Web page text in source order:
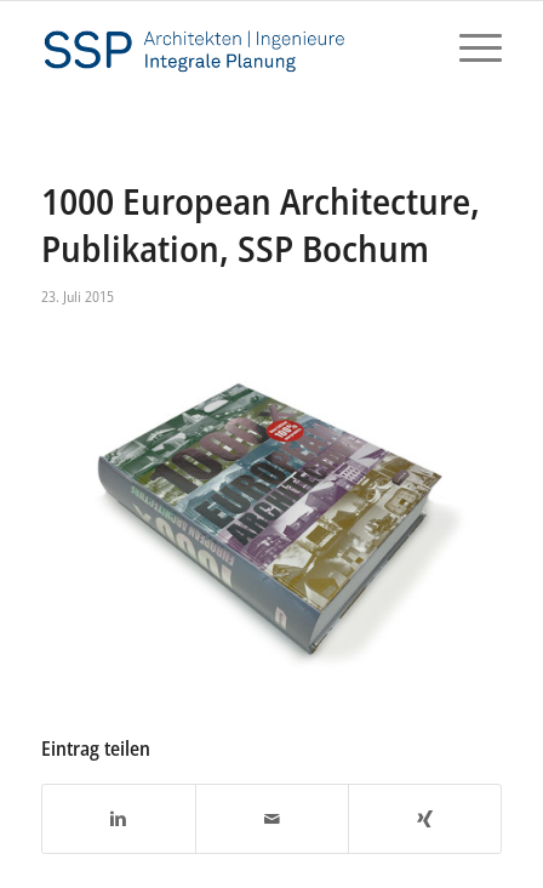
1000 European Architecture,
Publikation, SSP Bochum
23. Juli 2015
Eintrag teilen